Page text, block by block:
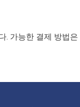
. 가능한 결제 방법